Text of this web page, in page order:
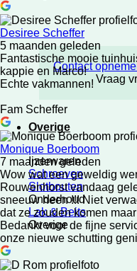
Contact
Vraag
Overige
Ijzerwaren
Schroeven
Slotbouten
Onderhoud
Lak & Beits
Overige
Desiree Scheffer
5 maanden geleden
Fantastische mooie
kappie en Marco!
Echte vakmannen!
Fam Scheffer
Monique Boerboom
7 maanden geleden
Wow wat een geweldig
Rouwenhorst vandaag
sneeuw heen !!! Niet
dat ze zouden komen
Bedankt voor de fijne
onze nieuwe schutting